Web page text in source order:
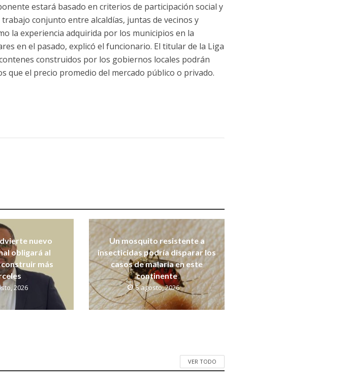
estará basado en criterios de participación social y
conjunto entre alcaldías, juntas de vecinos y
la experiencia adquirida por los municipios en la
en el pasado, explicó el funcionario. El titular de la Liga
construidos por los gobiernos locales podrán
que el precio promedio del mercado público o privado.
nuevo
obligará al
más
2026
Un mosquito resistente a
insecticidas podría disparar los
casos de malaria en este
continente
5 agosto, 2026
VER TODO